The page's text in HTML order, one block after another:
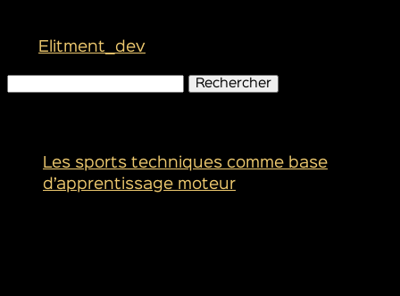
Elitment_dev
Les sports techniques comme base
d’apprentissage moteur